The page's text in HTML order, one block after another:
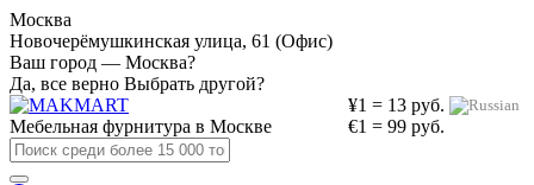
Москва
Новочерёмушкинская улица, 61 (Офис)
Ваш город — Москва?
Да, все верно Выбрать другой?
¥1 = 13 руб.
€1 = 99 руб.
Мебельная фурнитура в Москве